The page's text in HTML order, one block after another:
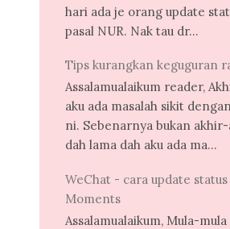
hari ada je orang update
pasal NUR. Nak tau dr...
Tips kurangkan keguguran
Assalamualaikum reader,
aku ada masalah sikit
ni. Sebenarnya bukan
dah lama dah aku ada ma...
WeChat - cara update status
Moments
Assalamualaikum, Mula-mula